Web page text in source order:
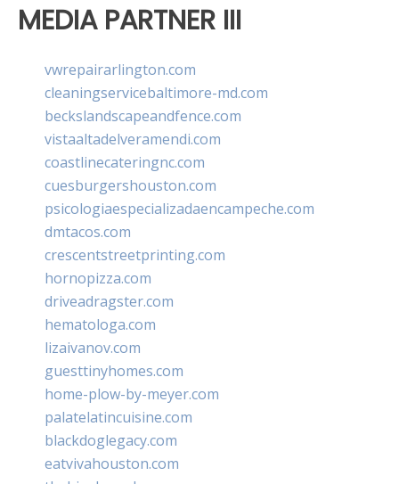
MEDIA PARTNER III
vwrepairarlington.com
cleaningservicebaltimore-md.com
beckslandscapeandfence.com
vistaaltadelveramendi.com
coastlinecateringnc.com
cuesburgershouston.com
psicologiaespecializadaencampeche.com
dmtacos.com
crescentstreetprinting.com
hornopizza.com
driveadragster.com
hematologa.com
lizaivanov.com
guesttinyhomes.com
home-plow-by-meyer.com
palatelatincuisine.com
blackdoglegacy.com
eatvivahouston.com